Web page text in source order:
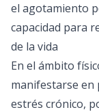
el agotamiento
capacidad para
de la vida
En el ámbito
manifestarse en
estrés crónico,